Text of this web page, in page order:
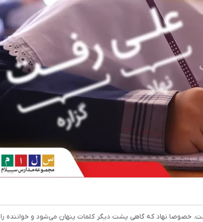
خصوصا نهاد که گاهی پشت دیگر کلمات پنهان می‌شود و خواننده را